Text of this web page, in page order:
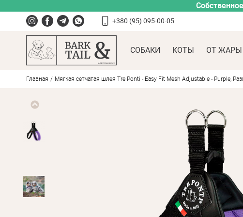
+380 (95) 095-00-05
СОБАКИ КОТЫ ОТ ЖАРЫ
Главная Мягкая сетчатая шлея Tre Ponti - Easy Fit Mesh Adjustable - Purple,